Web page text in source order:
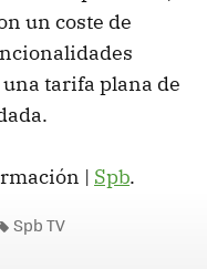
un coste de
tarifa plana de
| Spb.
Spb TV